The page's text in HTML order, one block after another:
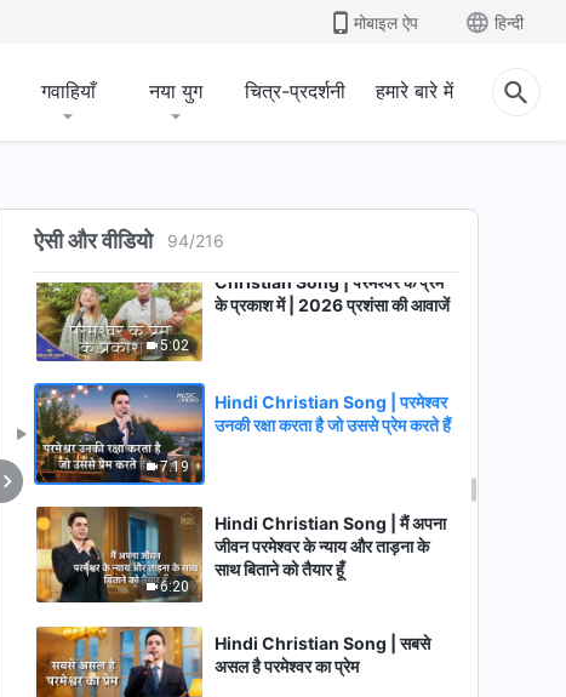
मोबाइल ऐप हिन्दी
गवाहियाँ नया युग चित्र-प्रदर्शनी हमारे बारे में
ऐसी और वीडियो 94/216
3:47
Christian Song | परमेश्वर के सभी
प्रशंसा की आवाजें
5:02
Christian Song | परमेश्वर के प्रेम
के प्रकाश में | 2026 प्रशंसा की आवाजें
7:19
Hindi Christian Song | परमेश्वर
उनकी रक्षा करता है जो उससे प्रेम करते हैं
6:20
Hindi Christian Song | मैं अपना
जीवन परमेश्वर के न्याय और ताड़ना के
साथ बिताने को तैयार हूँ
Hindi Christian Song | सबसे
असल है परमेश्वर का प्रेम